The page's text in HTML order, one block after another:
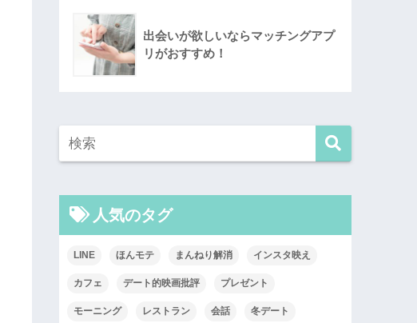
出会いが欲しいならマッチングアプ
リがおすすめ！
人気のタグ
LINE ほんモテ まんねり解消 インスタ映え
カフェ デート的映画批評 プレゼント
モーニング レストラン 会話 冬デート